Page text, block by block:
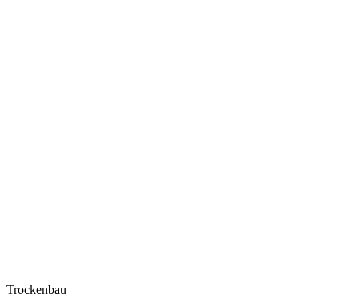
Trockenbau